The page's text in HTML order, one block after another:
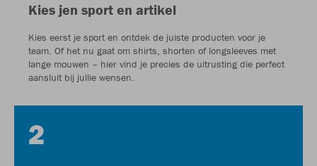
Kies jen sport en artikel
Kies eerst je sport en ontdek de juiste producten voor je
team. Of het nu gaat om shirts, shorten of longsleeves met
lange mouwen – hier vind je precies de uitrusting die perfect
aansluit bij jullie wensen.
2